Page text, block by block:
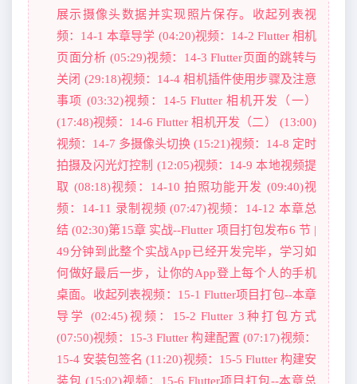
展示摄像头数据并实现照片保存。收起列表视
频：14-1 本章导学 (04:20)视频：14-2 Flutter 相机
页面分析 (05:29)视频：14-3 Flutter页面的跳转与
关闭 (29:18)视频：14-4 相机插件使用步骤及注意
事项 (03:32)视频：14-5 Flutter 相机开发（一）
(17:48)视频：14-6 Flutter 相机开发（二） (13:00)
视频：14-7 多摄像头切换 (15:21)视频：14-8 定时
拍摄及闪光灯控制 (12:05)视频：14-9 本地视频提
取 (08:18)视频：14-10 拍照功能开发 (09:40)视
频：14-11 录制视频 (07:47)视频：14-12 本章总
结 (02:30)第15章 实战--Flutter 项目打包发布6 节 |
49分钟到此整个实战App已经开发完毕，学习如
何做好最后一步，让你的App登上每个人的手机
桌面。收起列表视频：15-1 Flutter项目打包--本章
导学 (02:45)视频：15-2 Flutter 3种打包方式
(07:50)视频：15-3 Flutter 构建配置 (07:17)视频：
15-4 安装包签名 (11:20)视频：15-5 Flutter 构建安
装包 (15:02)视频：15-6 Flutter项目打包--本章总